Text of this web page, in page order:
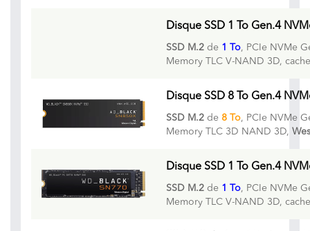
Disque SSD 1 To Gen.4
SSD M.2 de 1 To, PCIe NVMe
Memory TLC V-NAND 3D,
Disque SSD 8 To Gen.4
SSD M.2 de 8 To, PCIe NVMe
Memory TLC 3D NAND 3D,
Disque SSD 1 To Gen.4
SSD M.2 de 1 To, PCIe NVMe
Memory TLC V-NAND 3D,